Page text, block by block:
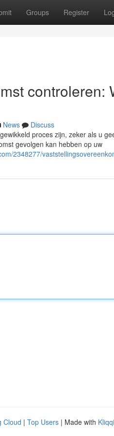
Groups Register
controleren:
News
Discuss
proces zijn, zeker als u
gevolgen kan hebben op uw
2348277/
Cloud | Top Users | Made with